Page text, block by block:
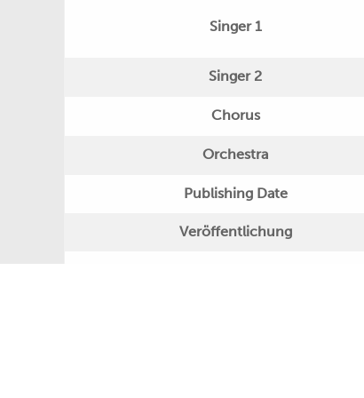
Singer 1
Singer 2
Chorus
Orchestra
Publishing Date
Veröffentlichung